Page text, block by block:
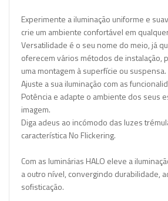
Experimente a iluminação uniforme e
crie um ambiente confortável em
Versatilidade é o seu nome do meio, já
oferecem vários métodos de instalação,
uma montagem à superfície ou suspensa.
Ajuste a sua iluminação com as
Potência e adapte o ambiente dos seus
imagem.
Diga adeus ao incómodo das luzes
característica No Flickering.
Com as luminárias HALO eleve a
a outro nível, convergindo durabilidade,
sofisticação.